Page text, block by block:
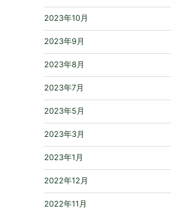
2023年10月
2023年9月
2023年8月
2023年7月
2023年5月
2023年3月
2023年1月
2022年12月
2022年11月